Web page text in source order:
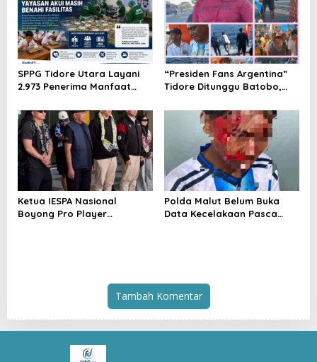
SPPG Tidore Utara Layani
2.973 Penerima Manfaat
Fasilitas Masih Terus
Dibenahi
“Presiden Fans Argentina”
Tidore Ditunggu Batobo,
Rum Jadi Pilihan?
Ketua IESPA Nasional
Boyong Pro Player
Polda Malut Belum Buka
Data Kecelakaan Pasca
Tambah Komentar